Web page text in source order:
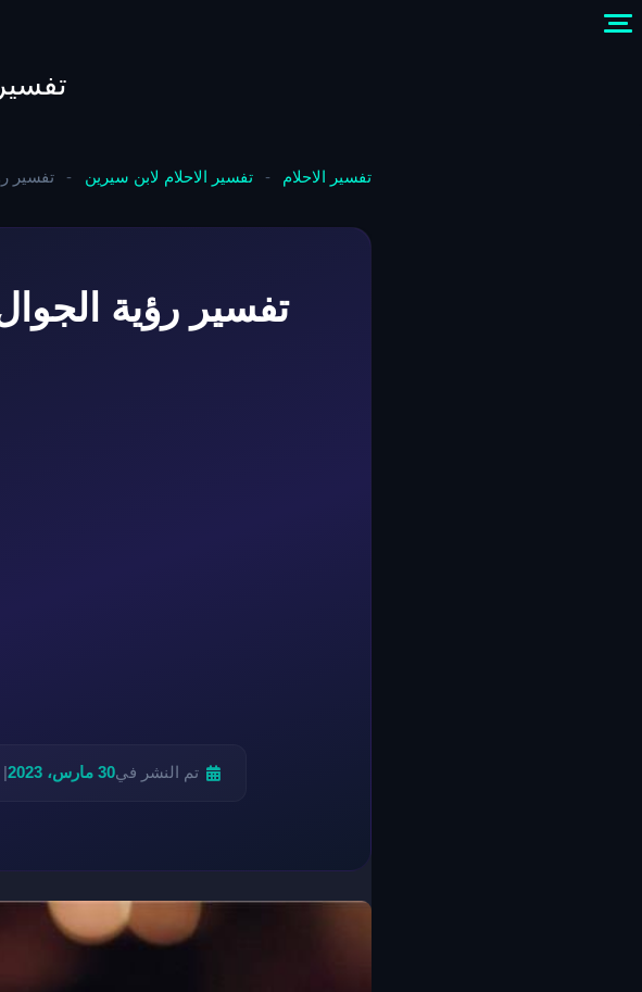
تفسير الاحلام - تفسير الاحلام لابن سيرين - تفسير
تفسير رؤية
تم النشر في30 مارس، 2023 |